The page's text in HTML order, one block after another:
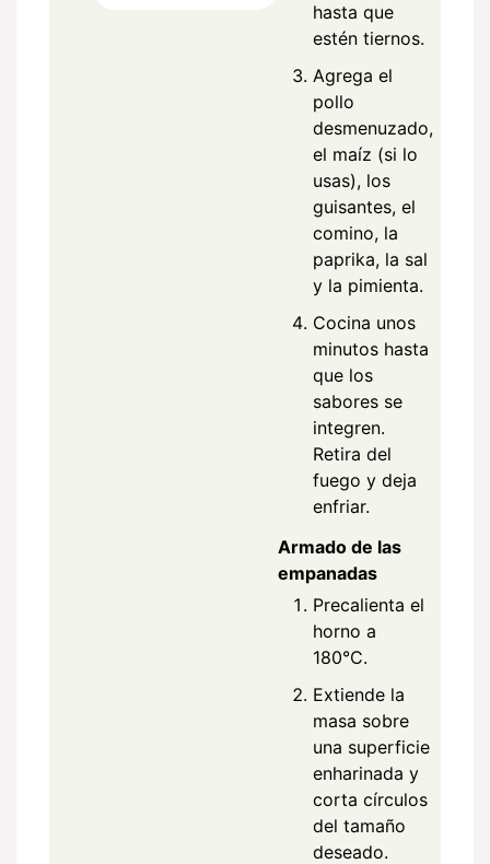
hasta que
estén tiernos.
Agrega el
pollo
desmenuzado,
el maíz (si lo
usas), los
guisantes, el
comino, la
paprika, la sal
y la pimienta.
Cocina unos
minutos hasta
que los
sabores se
integren.
Retira del
fuego y deja
enfriar.
Armado de las
empanadas
Precalienta el
horno a
180°C.
Extiende la
masa sobre
una superficie
enharinada y
corta círculos
del tamaño
deseado.